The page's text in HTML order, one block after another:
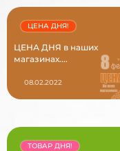
ЦЕНА ДНЯ в наших
магазинах....
ЦЕНА ДНЯ!
08.02.2022
ТОВАР ДНЯ!